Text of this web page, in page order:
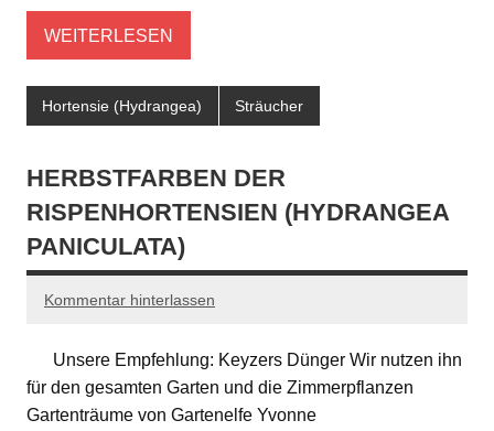
WEITERLESEN
Hortensie (Hydrangea) Sträucher
HERBSTFARBEN DER
RISPENHORTENSIEN (HYDRANGEA
PANICULATA)
Kommentar hinterlassen
Unsere Empfehlung: Keyzers Dünger Wir nutzen ihn
für den gesamten Garten und die Zimmerpflanzen
Gartenträume von Gartenelfe Yvonne